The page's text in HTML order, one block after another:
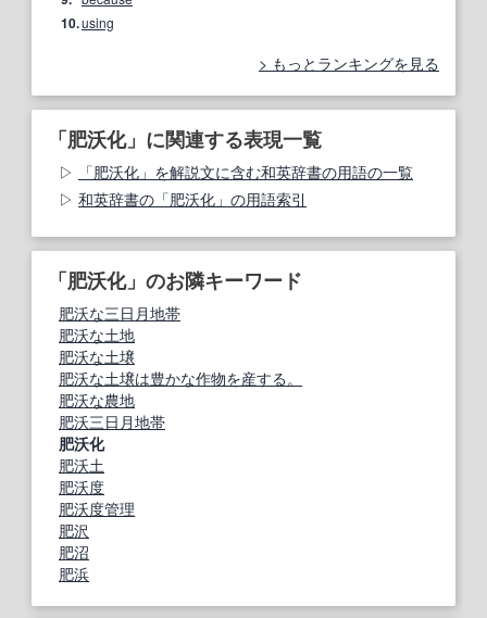
10.using
もっとランキングを見る
「肥沃化」に関連する表現一覧
「肥沃化」を解説文に含む和英辞書の用語の一覧
和英辞書の「肥沃化」の用語索引
「肥沃化」のお隣キーワード
肥沃な三日月地帯
肥沃な土地
肥沃な土壌
肥沃な土壌は豊かな作物を産する。
肥沃な農地
肥沃三日月地帯
肥沃化
肥沃土
肥沃度
肥沃度管理
肥沢
肥沼
肥浜